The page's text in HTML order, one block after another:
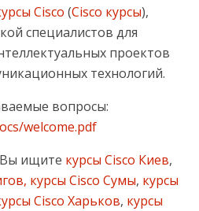
Cisco (Cisco курсы),
специалистов для
проектов
технологий.
вопросы:
welcome.pdf
ищите курсы Cisco Киев,
курсы Cisco Сумы, курсы
Cisco Харьков, курсы